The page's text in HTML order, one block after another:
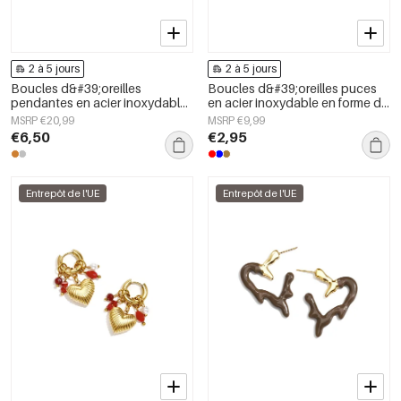
2 à 5 jours
Boucles d&#39;oreilles
pendantes en acier inoxydable,
forme géométrique, collection
simple pour le quotidien, bijoux
pour femmes
MSRP €20,99
€6,50
2 à 5 jours
Boucles d&#39;oreilles puces
en acier inoxydable en forme de
cœur, collection Daily Simple,
bijoux pour femmes
MSRP €9,99
€2,95
Entrepôt de l'UE Entrepôt de l'UE